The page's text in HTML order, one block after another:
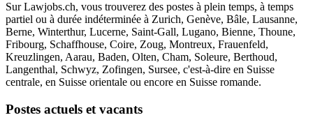
Sur Lawjobs.ch, vous trouverez des postes à plein temps, à temps
partiel ou à durée indéterminée à Zurich, Genève, Bâle, Lausanne,
Berne, Winterthur, Lucerne, Saint-Gall, Lugano, Bienne, Thoune,
Fribourg, Schaffhouse, Coire, Zoug, Montreux, Frauenfeld,
Kreuzlingen, Aarau, Baden, Olten, Cham, Soleure, Berthoud,
Langenthal, Schwyz, Zofingen, Sursee, c'est-à-dire en Suisse
centrale, en Suisse orientale ou encore en Suisse romande.
Postes actuels et vacants